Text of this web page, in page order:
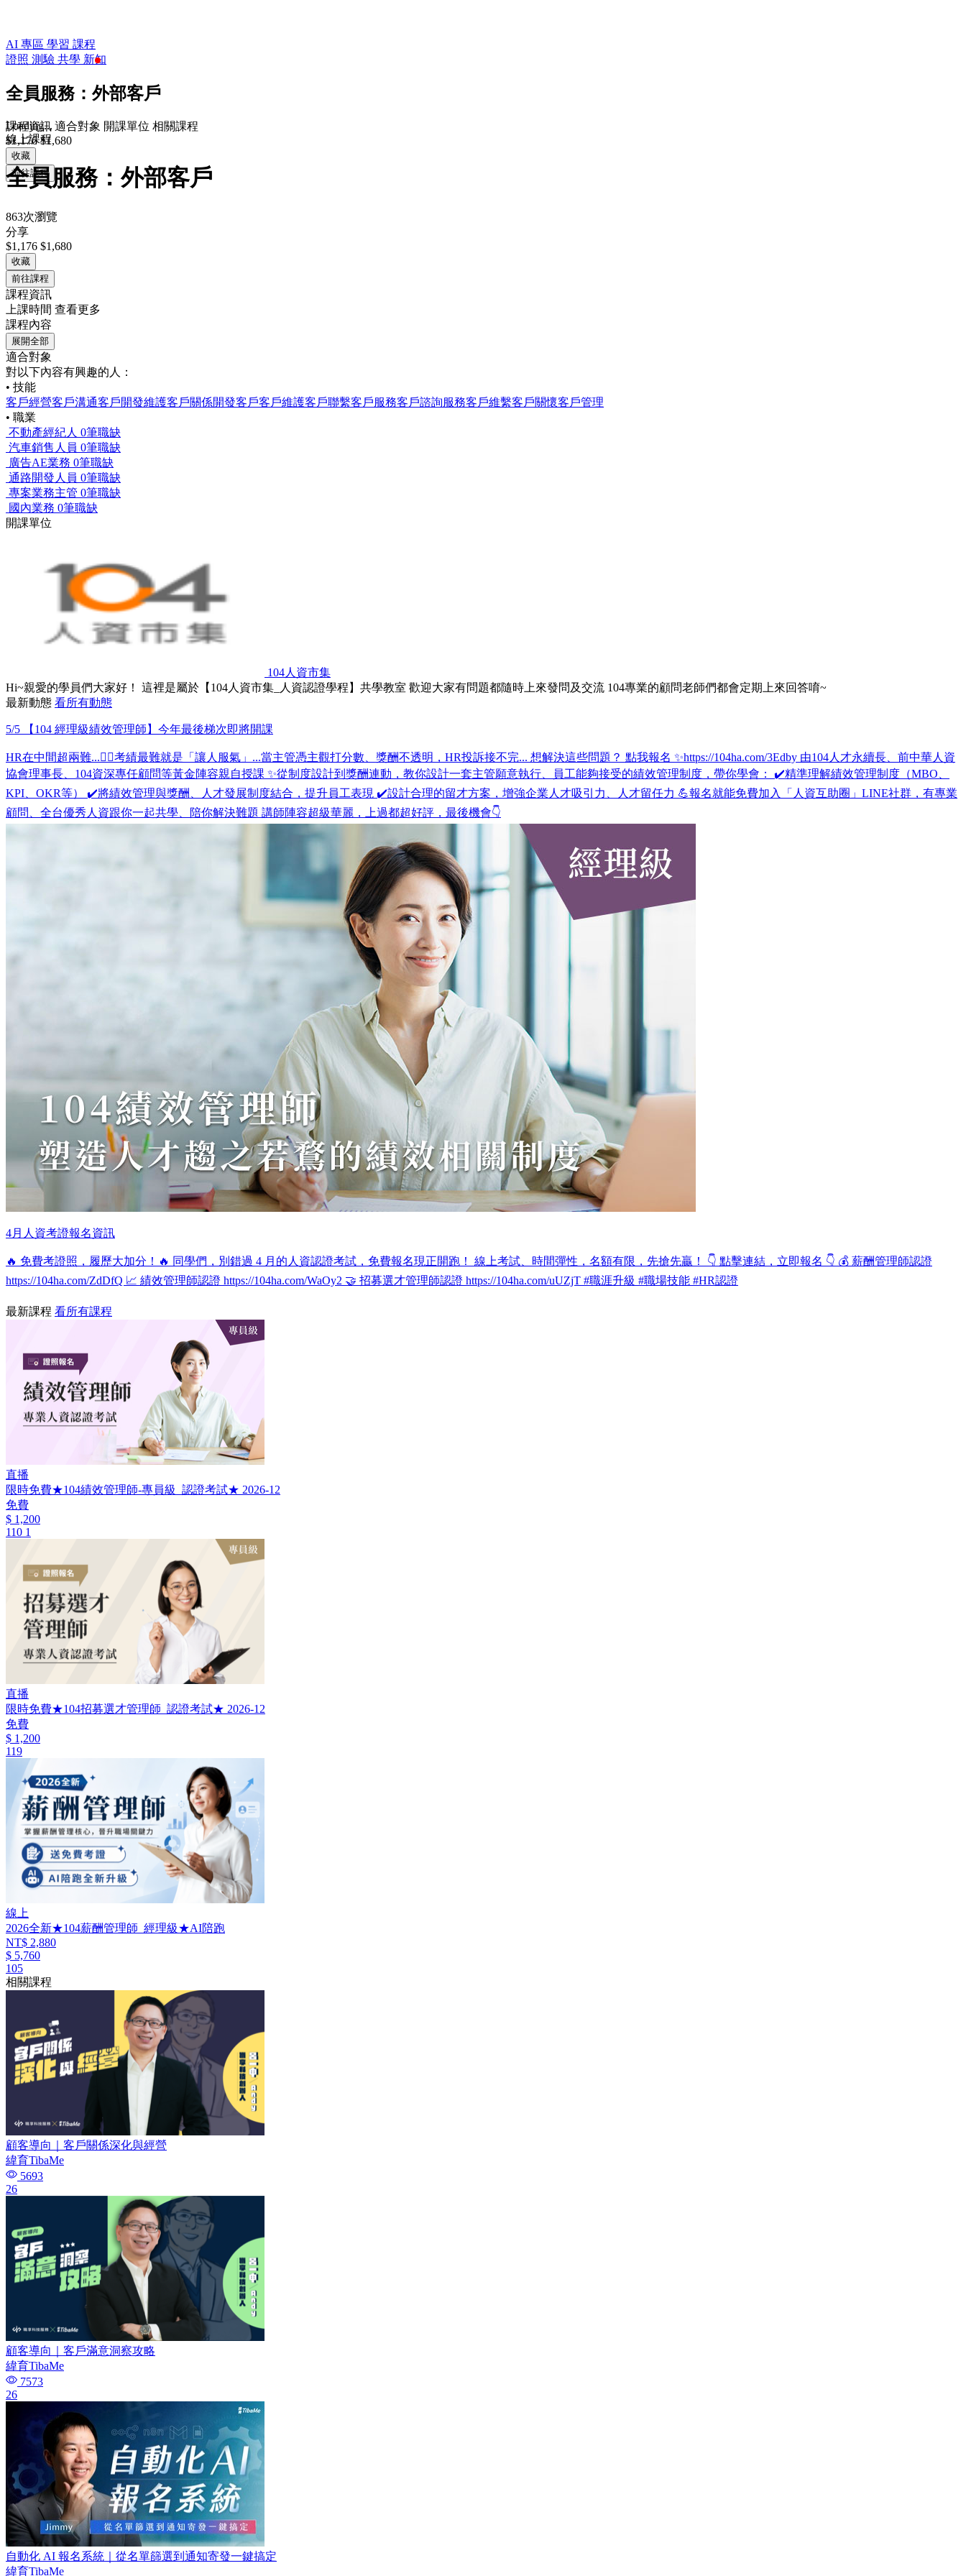
AI 專區 學習 課程
證照 測驗 共學 新知
全員服務：外部客戶
課程資訊 適合對象 開課單位 相關課程
$1,176 $1,680
收藏
前往課程
Loading...
線上課程
全員服務：外部客戶
863次瀏覽
分享
$1,176 $1,680
收藏
前往課程
課程資訊
上課時間 查看更多
課程內容
展開全部
適合對象
對以下內容有興趣的人：
• 技能
客戶經營客戶溝通客戶開發維護客戶關係開發客戶客戶維護客戶聯繫客戶服務客戶諮詢服務客戶維繫客戶關懷客戶管理
• 職業
不動產經紀人 0筆職缺
汽車銷售人員 0筆職缺
廣告AE業務 0筆職缺
通路開發人員 0筆職缺
專案業務主管 0筆職缺
國內業務 0筆職缺
開課單位
104人資市集
Hi~親愛的學員們大家好！ 這裡是屬於【104人資市集_人資認證學程】共學教室 歡迎大家有問題都隨時上來發問及交流 104專業的顧問老師們都會定期上來回答唷~
最新動態 看所有動態
5/5 【104 經理級績效管理師】今年最後梯次即將開課
HR在中間超兩難...😵‍💫考績最難就是「讓人服氣」...當主管憑主觀打分數、獎酬不透明，HR投訴接不完... 想解決這些問題？ 點我報名 ✨https://104ha.com/3Edby 由104人才永續長、前中華人資
協會理事長、104資深專任顧問等黃金陣容親自授課 ✨從制度設計到獎酬連動，教你設計一套主管願意執行、員工能夠接受的績效管理制度，帶你學會： ✔️精準理解績效管理制度（MBO、
KPI、OKR等） ✔️將績效管理與獎酬、人才發展制度結合，提升員工表現 ✔️設計合理的留才方案，增強企業人才吸引力、人才留任力 💪報名就能免費加入「人資互助圈」LINE社群，有專業
顧問、全台優秀人資跟你一起共學、陪你解決難題 講師陣容超級華麗，上過都超好評，最後機會👇
4月人資考證報名資訊
🔥 免費考證照，履歷大加分！🔥 同學們，別錯過 4 月的人資認證考試，免費報名現正開跑！ 線上考試、時間彈性，名額有限，先搶先贏！ 👇 點擊連結，立即報名 👇 💰 薪酬管理師認證
https://104ha.com/ZdDfQ 📈 績效管理師認證 https://104ha.com/WaOy2 🤝 招募選才管理師認證 https://104ha.com/uUZjT #職涯升級 #職場技能 #HR認證
最新課程 看所有課程
直播
限時免費★104績效管理師-專員級_認證考試★ 2026-12
免費
$ 1,200
110 1
直播
限時免費★104招募選才管理師_認證考試★ 2026-12
免費
$ 1,200
119
線上
2026全新★104薪酬管理師_經理級★AI陪跑
NT$ 2,880
$ 5,760
105
相關課程
顧客導向｜客戶關係深化與經營
緯育TibaMe
5693
26
顧客導向｜客戶滿意洞察攻略
緯育TibaMe
7573
26
自動化 AI 報名系統｜從名單篩選到通知寄發一鍵搞定
緯育TibaMe